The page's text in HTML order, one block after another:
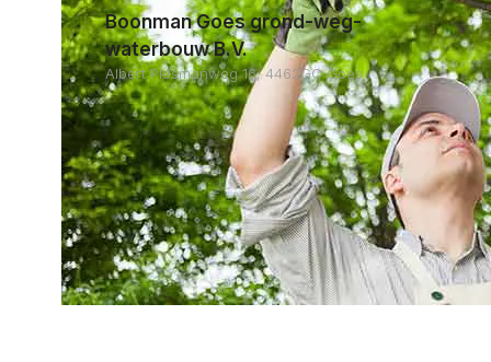
Boonman Goes grond-weg-
waterbouw B.V.
Albert Plesmanweg 16, 4462GC Goes